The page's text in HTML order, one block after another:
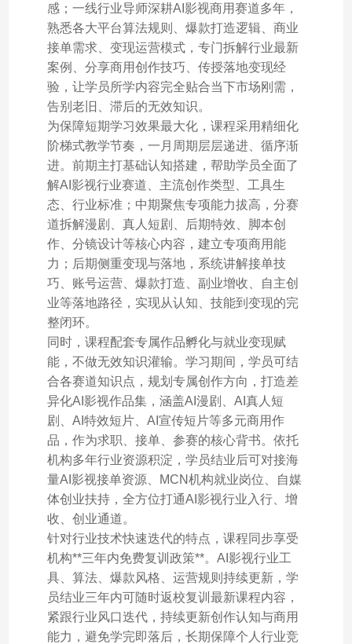
感；一线行业导师深耕AI影视商用赛道多年，
熟悉各大平台算法规则、爆款打造逻辑、商业
接单需求、变现运营模式，专门拆解行业最新
案例、分享商用创作技巧、传授落地变现经
验，让学员所学内容完全贴合当下市场刚需，
告别老旧、滞后的无效知识。
为保障短期学习效果最大化，课程采用精细化
阶梯式教学节奏，一月周期层层递进、循序渐
进。前期主打基础认知搭建，帮助学员全面了
解AI影视行业赛道、主流创作类型、工具生
态、行业标准；中期聚焦专项能力拔高，分赛
道拆解漫剧、真人短剧、后期特效、脚本创
作、分镜设计等核心内容，建立专项商用能
力；后期侧重变现与落地，系统讲解接单技
巧、账号运营、爆款打造、副业增收、自主创
业等落地路径，实现从认知、技能到变现的完
整闭环。
同时，课程配套专属作品孵化与就业变现赋
能，不做无效知识灌输。学习期间，学员可结
合各赛道知识点，规划专属创作方向，打造差
异化AI影视作品集，涵盖AI漫剧、AI真人短
剧、AI特效短片、AI宣传短片等多元商用作
品，作为求职、接单、参赛的核心背书。依托
机构多年行业资源积淀，学员结业后可对接海
量AI影视接单资源、MCN机构就业岗位、自媒
体创业扶持，全方位打通AI影视行业入行、增
收、创业通道。
针对行业技术快速迭代的特点，课程同步享受
机构**三年内免费复训政策**。AI影视行业工
具、算法、爆款风格、运营规则持续更新，学
员结业三年内可随时返校复训最新课程内容，
紧跟行业风口迭代，持续更新创作认知与商用
能力，避免学完即落后，长期保障个人行业竞